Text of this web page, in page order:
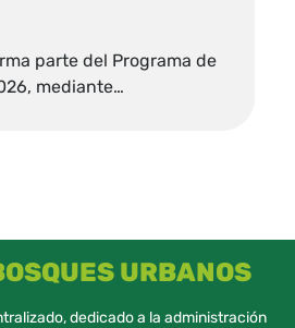
parte del Programa de
mediante…
URBANOS
dedicado a la administración